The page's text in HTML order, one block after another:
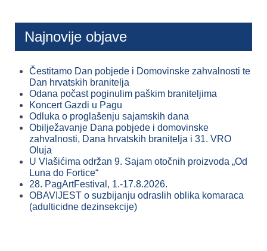
Najnovije objave
Čestitamo Dan pobjede i Domovinske zahvalnosti te
Dan hrvatskih branitelja
Odana počast poginulim paškim braniteljima
Koncert Gazdi u Pagu
Odluka o proglašenju sajamskih dana
Obilježavanje Dana pobjede i domovinske
zahvalnosti, Dana hrvatskih branitelja i 31. VRO
Oluja
U Vlašićima održan 9. Sajam otočnih proizvoda „Od
Luna do Fortice“
28. PagArtFestival, 1.-17.8.2026.
OBAVIJEST o suzbijanju odraslih oblika komaraca
(adulticidne dezinsekcije)